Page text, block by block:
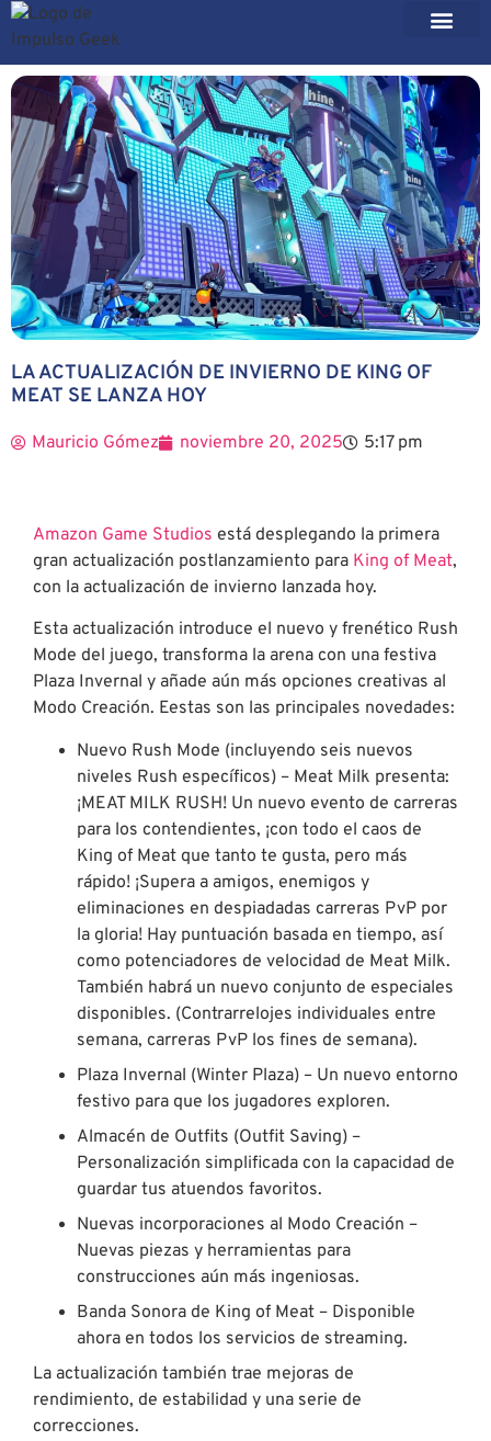
LA ACTUALIZACIÓN DE INVIERNO DE KING OF
MEAT SE LANZA HOY
Mauricio Gómez noviembre 20, 2025 5:17 pm
Amazon Game Studios está desplegando la primera
gran actualización postlanzamiento para King of Meat,
con la actualización de invierno lanzada hoy.
Esta actualización introduce el nuevo y frenético Rush
Mode del juego, transforma la arena con una festiva
Plaza Invernal y añade aún más opciones creativas al
Modo Creación. Eestas son las principales novedades:
Nuevo Rush Mode (incluyendo seis nuevos
niveles Rush específicos) – Meat Milk presenta:
¡MEAT MILK RUSH! Un nuevo evento de carreras
para los contendientes, ¡con todo el caos de
King of Meat que tanto te gusta, pero más
rápido! ¡Supera a amigos, enemigos y
eliminaciones en despiadadas carreras PvP por
la gloria! Hay puntuación basada en tiempo, así
como potenciadores de velocidad de Meat Milk.
También habrá un nuevo conjunto de especiales
disponibles. (Contrarrelojes individuales entre
semana, carreras PvP los fines de semana).
Plaza Invernal (Winter Plaza) – Un nuevo entorno
festivo para que los jugadores exploren.
Almacén de Outfits (Outfit Saving) –
Personalización simplificada con la capacidad de
guardar tus atuendos favoritos.
Nuevas incorporaciones al Modo Creación –
Nuevas piezas y herramientas para
construcciones aún más ingeniosas.
Banda Sonora de King of Meat – Disponible
ahora en todos los servicios de streaming.
La actualización también trae mejoras de
rendimiento, de estabilidad y una serie de
correcciones.